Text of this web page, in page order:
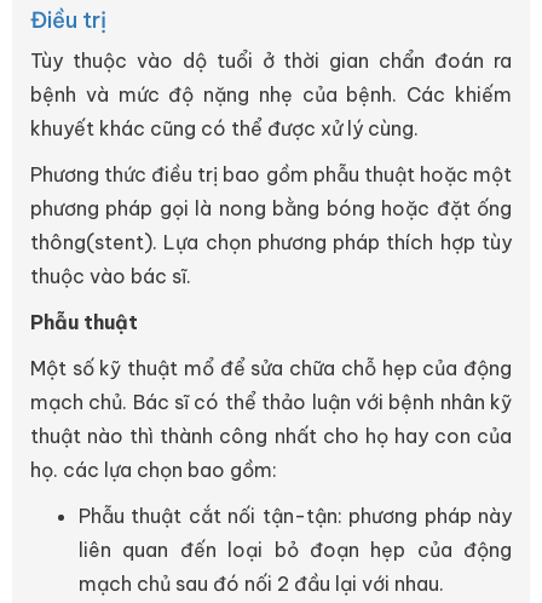
Điều trị
Tùy thuộc vào dộ tuổi ở thời gian chẩn đoán ra
bệnh và mức độ nặng nhẹ của bệnh. Các khiếm
khuyết khác cũng có thể được xử lý cùng.
Phương thức điều trị bao gồm phẫu thuật hoặc một
phương pháp gọi là nong bằng bóng hoặc đặt ống
thông(stent). Lựa chọn phương pháp thích hợp tùy
thuộc vào bác sĩ.
Phẫu thuật
Một số kỹ thuật mổ để sửa chữa chỗ hẹp của động
mạch chủ. Bác sĩ có thể thảo luận với bệnh nhân kỹ
thuật nào thì thành công nhất cho họ hay con của
họ. các lựa chọn bao gồm:
Phẫu thuật cắt nối tận-tận: phương pháp này
liên quan đến loại bỏ đoạn hẹp của động
mạch chủ sau đó nối 2 đầu lại với nhau.